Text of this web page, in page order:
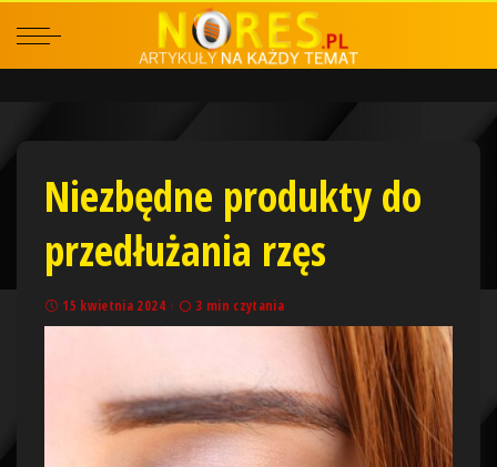
Niezbędne produkty do
przedłużania rzęs
15 kwietnia 2024 3 min czytania